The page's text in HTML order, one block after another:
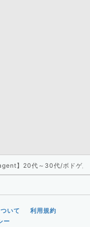
】20代～30代/ボドゲ/
いて
利用規約
ー